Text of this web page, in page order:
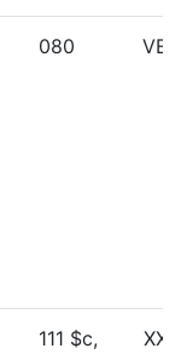
080 VEC
111 $c,
XXX